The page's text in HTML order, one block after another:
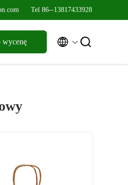
Tel 86--13817433928
wycenę  